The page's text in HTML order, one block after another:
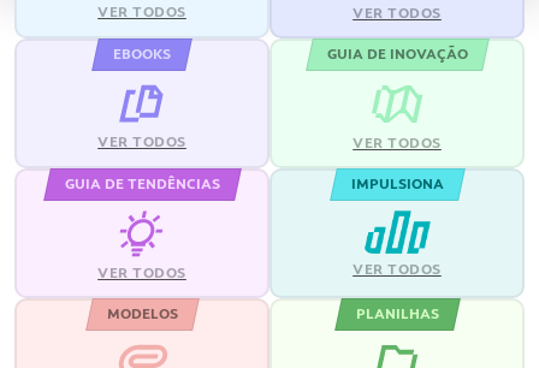
VER TODOS VER TODOS
EBOOKS
VER TODOS
GUIA DE INOVAÇÃO
VER TODOS
GUIA DE TENDÊNCIAS
VER TODOS
IMPULSIONA
VER TODOS
MODELOS PLANILHAS